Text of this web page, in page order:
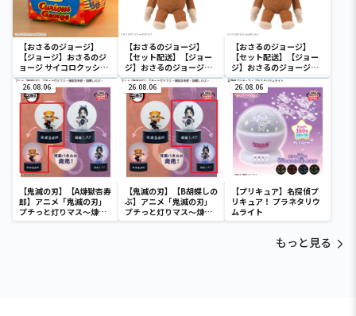
【おさるのジョージ】
【ジョージ】おさるのジ
ョージ サイコロクッショ
ン
【おさるのジョージ】
【セット配送】【ジョー
ジ】おさるのジョージ
[GJ]くったりぬいぐるみ
【おさるのジョージ】
【セット配送】【ジョー
ジ】おさるのジョージ
[GJ]くったりぬいぐるみ
26.08.06
【鬼滅の刃】【A煉獄杏寿
郎】アニメ「鬼滅の刃」
プチっと灯りマス～煉獄
杏寿郎・胡蝶しのぶ～
26.08.06
【鬼滅の刃】【B胡蝶しの
ぶ】アニメ「鬼滅の刃」
プチっと灯りマス～煉獄
杏寿郎・胡蝶しのぶ～
26.08.06
【プリキュア】名探偵プ
リキュア！ プラネタリウ
ムライト
もっと見る